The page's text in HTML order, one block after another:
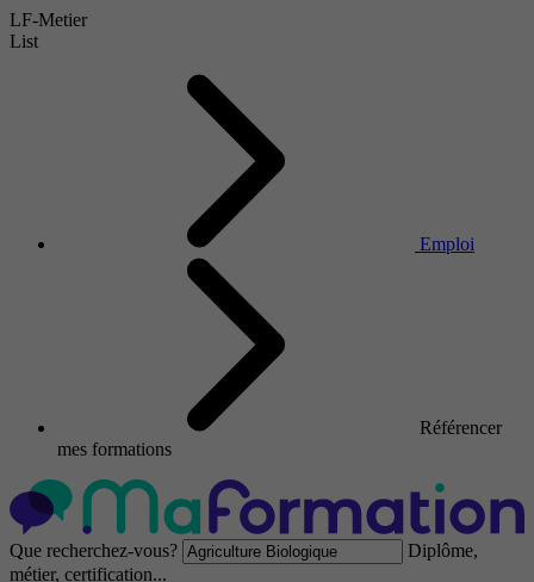
LF-Metier
List
Emploi
Référencer
mes formations
Que recherchez-vous?
Diplôme,
métier, certification...